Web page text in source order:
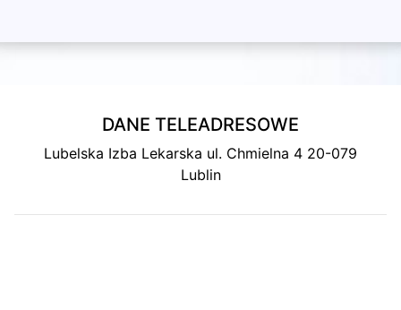
DANE TELEADRESOWE
Lubelska Izba Lekarska ul. Chmielna 4 20-079
Lublin